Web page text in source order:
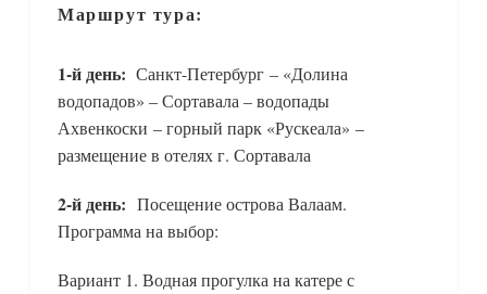
Маршрут тура:
1-й день: Санкт-Петербург – «Долина
водопадов» – Сортавала – водопады
Ахвенкоски – горный парк «Рускеала» –
размещение в отелях г. Сортавала
2-й день: Посещение острова Валаам.
Программа на выбор:
Вариант 1. Водная прогулка на катере с